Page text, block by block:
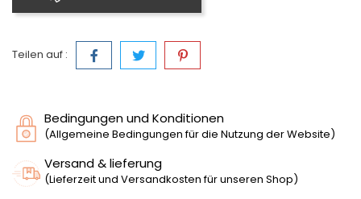
Teilen auf :
Bedingungen und Konditionen
(Allgemeine Bedingungen für die Nutzung der Website)
Versand & lieferung
(Lieferzeit und Versandkosten für unseren Shop)